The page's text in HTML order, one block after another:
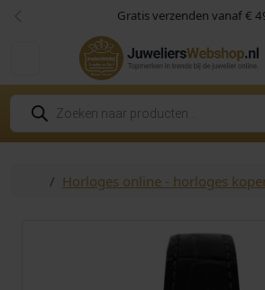
Skip to content
Skip to footer Gratis verzenden vanaf €
Vorige
P
o
d
HomeHorloges online - horloges